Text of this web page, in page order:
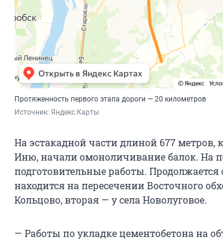
Протяженность первого этапа дороги — 20 километров
Источник: Яндекс.Карты
На эстакадной части длиной 677 метров,
Иню, начали омоноличивание балок. На
подготовительные работы. Продолжается
находится на пересечении Восточного
Кольцово, вторая — у села Новолуговое.
— Работы по укладке цементобетона на